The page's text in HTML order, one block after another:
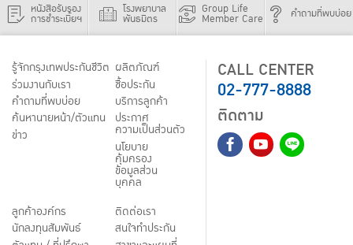
หนังสือรับรอง
การชำระเบี้ยฯ
โรงพยาบาล
พันธมิตร
Group Life
Member Care คำถามที่พบบ่อย
รู้จักกรุงเทพประกันชีวิต
ร่วมงานกับเรา
คำถามที่พบบ่อย
ค้นหานายหน้า/ตัวแทน
ข่าว
ผลิตภัณฑ์
ชื้อประกัน
บริการลูกค้า
ประกาศ
ความเป็นส่วนตัว
นโยบาย
คุ้มครอง
ข้อมูลส่วน
บุคคล
ลูกค้าองค์กร
นักลงทุนสัมพันธ์
ติดต่อเรา
สนใจทำประกัน
CALL CENTER
02-777-8888
ติดตาม